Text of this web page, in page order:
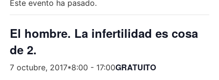
Este evento ha pasado.
El hombre. La infertilidad es cosa
de 2.
7 octubre, 2017*8:00 - 17:00GRATUITO